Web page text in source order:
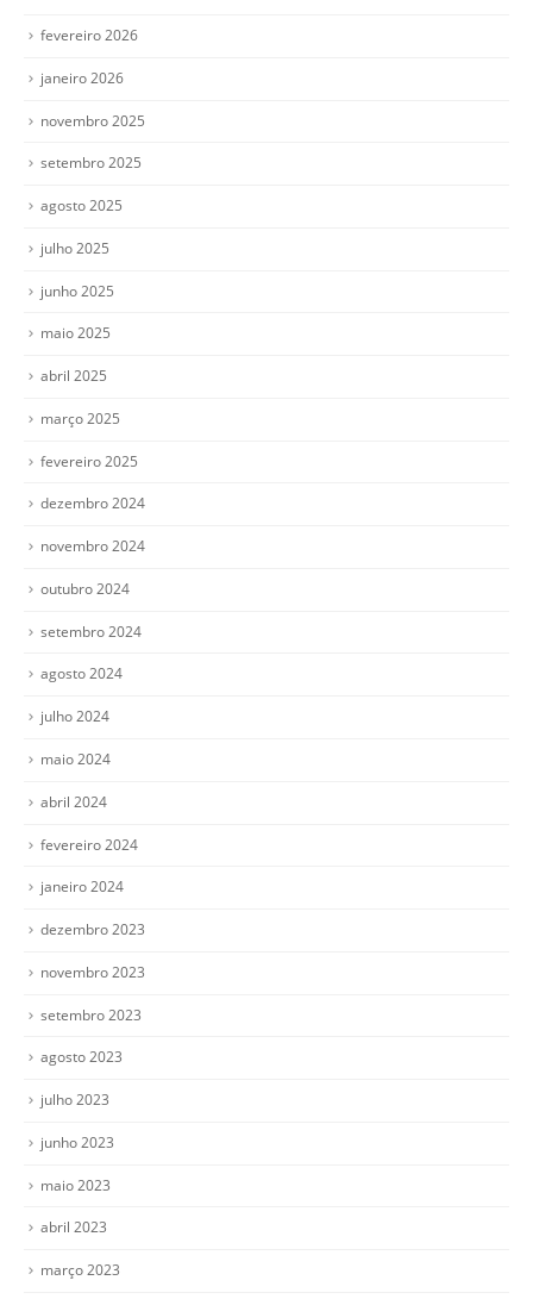
fevereiro 2026
janeiro 2026
novembro 2025
setembro 2025
agosto 2025
julho 2025
junho 2025
maio 2025
abril 2025
março 2025
fevereiro 2025
dezembro 2024
novembro 2024
outubro 2024
setembro 2024
agosto 2024
julho 2024
maio 2024
abril 2024
fevereiro 2024
janeiro 2024
dezembro 2023
novembro 2023
setembro 2023
agosto 2023
julho 2023
junho 2023
maio 2023
abril 2023
março 2023